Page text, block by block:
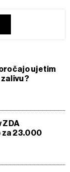
ujetim
ZDA
za 23.000